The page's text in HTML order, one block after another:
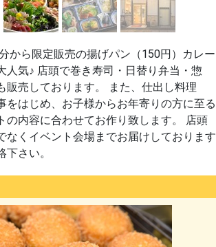
から限定販売の揚げパン（150円）カレー
人気♪ 店頭で巻き寿司・日替り弁当・惣
販売しております。 また、仕出し料理
をはじめ、お子様からお年寄りの方に至る
の内容に合わせてお作り致します。 店頭
なくイベント会場までお届けしております
さい。